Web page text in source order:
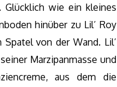
Glücklich wie ein kleines
hinüber zu Lil’ Roy
von der Wand. Lil’
Marzipanmasse und
aus dem die